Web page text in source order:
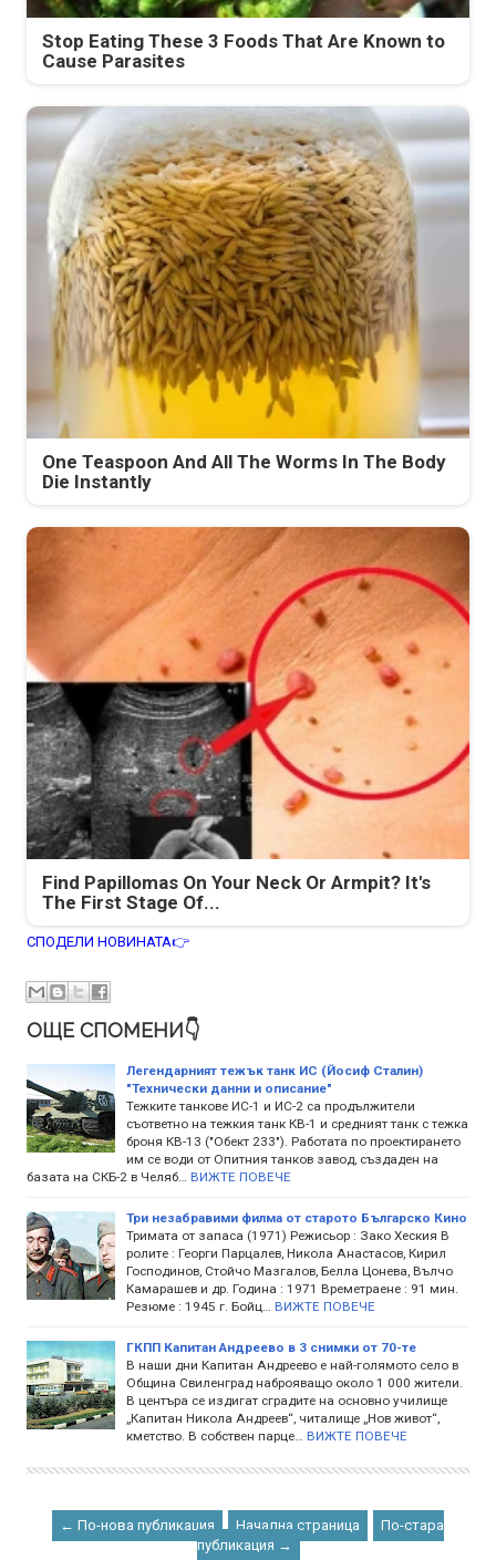
Stop Eating These 3 Foods That Are Known to
Cause Parasites
One Teaspoon And All The Worms In The Body
Die Instantly
Find Papillomas On Your Neck Or Armpit? It's
The First Stage Of...
СПОДЕЛИ НОВИНАТА👉
ОЩЕ СПОМЕНИ👇
Легендарният тежък танк ИС (Йосиф Сталин)
"Технически данни и описание"
Тежките танкове ИС-1 и ИС-2 са продължители
съответно на тежкия танк КВ-1 и средният танк с тежка
броня КВ-13 ("Обект 233"). Работата по проектирането
им се води от Опитния танков завод, създаден на
базата на СКБ-2 в Челяб…
ВИЖТЕ ПОВЕЧЕ
Три незабравими филма от старото Българско Кино
Тримата от запаса (1971) Режисьор : Зако Хеския В
ролите : Георги Парцалев, Никола Анастасов, Кирил
Господинов, Стойчо Мазгалов, Белла Цонева, Вълчо
Камарашев и др. Година : 1971 Времетраене : 91 мин.
Резюме : 1945 г. Бойц…
ВИЖТЕ ПОВЕЧЕ
ГКПП Капитан Андреево в 3 снимки от 70-те
В наши дни Капитан Андреево е най-голямото село в
Община Свиленград наброяващо около 1 000 жители.
В центъра се издигат сградите на основно училище
„Капитан Никола Андреев“, читалище „Нов живот“,
кметство. В собствен парце…
ВИЖТЕ ПОВЕЧЕ
← По-нова публикация Начална страница
По-стара
публикация →